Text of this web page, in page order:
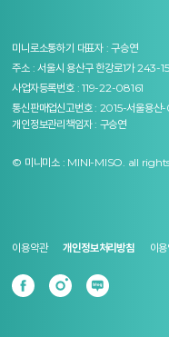
미니로소통하기 대표자 : 구승연
주소 : 서울시 용산구 한강로1가 243-
사업자등록번호 : 119-22-08161
통신판매업신고번호 : 2015-서울용
개인정보관리책임자 : 구승연
© 미니미소 : MINI-MISO. all
이용약관 개인정보처리방침 이